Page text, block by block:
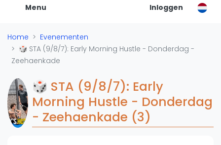
Menu
Organisatie
Banenbouwers
Overige categorien
Padelscholen
Toevoegen data
Laatste updates
Padel
Inloggen
Home
Evenementen
🎲 STA (9/8/7): Early Morning Hustle - Donderdag -
Zeehaenkade
🎲 STA (9/8/7): Early
Morning Hustle - Donderdag
- Zeehaenkade (3)